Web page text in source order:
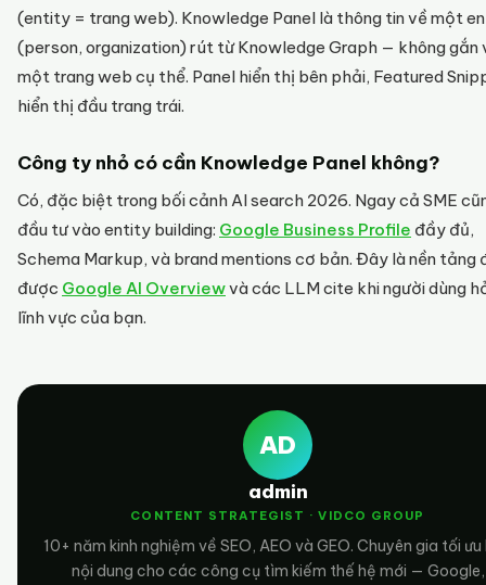
(entity = trang web). Knowledge Panel là thông tin về một
(person, organization) rút từ Knowledge Graph — không gắn
một trang web cụ thể. Panel hiển thị bên phải, Featured
hiển thị đầu trang trái.
Công ty nhỏ có cần Knowledge Panel không?
Có, đặc biệt trong bối cảnh AI search 2026. Ngay cả SME
đầu tư vào entity building: Google Business Profile đầy đủ,
Schema Markup, và brand mentions cơ bản. Đây là nền tảng
được Google AI Overviewvà các LLM cite khi người dùng
lĩnh vực của bạn.
AD
admin
CONTENT STRATEGIST · VIDCO GROUP
10+ năm kinh nghiệm về SEO, AEO và GEO. Chuyên gia tối ưu
nội dung cho các công cụ tìm kiếm thế hệ mới — Google,